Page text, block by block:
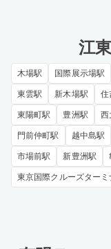
江
木場駅 国際展示場駅
東雲駅 新木場駅 住
東陽町駅 豊洲駅 西
門前仲町駅 越中島駅
市場前駅 新豊洲駅
東京国際クルーズターミ